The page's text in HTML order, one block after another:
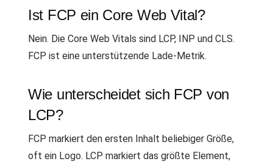
Ist FCP ein Core Web Vital?
Nein. Die Core Web Vitals sind LCP, INP und CLS.
FCP ist eine unterstützende Lade-Metrik.
Wie unterscheidet sich FCP von
LCP?
FCP markiert den ersten Inhalt beliebiger Größe,
oft ein Logo. LCP markiert das größte Element,